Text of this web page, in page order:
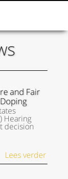
and Fair
Hearing
decision
Lees verder